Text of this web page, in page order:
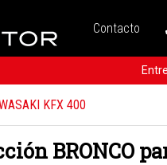
Contacto
KFX 400
BRONCO